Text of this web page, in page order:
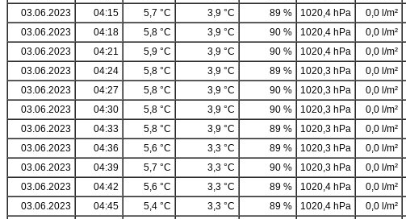
03.06.2023
04:15 5,7 °C 3,9 °C 89 % 1020,4 hPa 0,0 l/m²
03.06.2023
04:18 5,8 °C 3,9 °C 90 % 1020,4 hPa 0,0 l/m²
03.06.2023
04:21 5,9 °C 3,9 °C 90 % 1020,4 hPa 0,0 l/m²
03.06.2023
04:24 5,8 °C 3,9 °C 89 % 1020,3 hPa 0,0 l/m²
03.06.2023
04:27 5,8 °C 3,9 °C 90 % 1020,3 hPa 0,0 l/m²
03.06.2023
04:30 5,8 °C 3,9 °C 90 % 1020,3 hPa 0,0 l/m²
03.06.2023
04:33 5,8 °C 3,9 °C 89 % 1020,3 hPa 0,0 l/m²
03.06.2023
04:36 5,6 °C 3,3 °C 89 % 1020,3 hPa 0,0 l/m²
03.06.2023
04:39 5,7 °C 3,3 °C 90 % 1020,3 hPa 0,0 l/m²
03.06.2023
04:42 5,6 °C 3,3 °C 89 % 1020,4 hPa 0,0 l/m²
03.06.2023
04:45 5,4 °C 3,3 °C 89 % 1020,4 hPa 0,0 l/m²